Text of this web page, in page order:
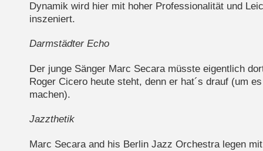
Dynamik wird hier mit hoher Professionalität und
inszeniert.
Darmstädter Echo
Der junge Sänger Marc Secara müsste eigentlich
Roger Cicero heute steht, denn er hat´s drauf (um
machen).
Jazzthetik
Marc Secara and his Berlin Jazz Orchestra legen mit